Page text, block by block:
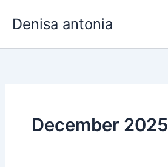
Denisa antonia
December 2025